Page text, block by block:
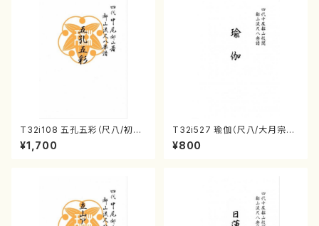
T32i108 五孔五彩（尺八/初代
石垣征山/尺八/都山式譜）都山
流公刊楽譜曲番:557
¥1,700
T32i527 瑜伽（尺八/大月宗明/
楽譜）都山流公刊楽譜曲番:223
6
¥800